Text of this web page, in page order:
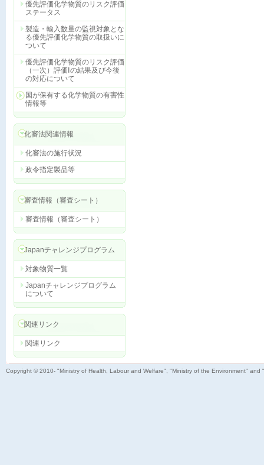
優先評価化学物質のリスク評価
ステータス
製造・輸入数量の監視対象とな
る優先評価化学物質の取扱いに
ついて
優先評価化学物質のリスク評価
（一次）評価Ⅰの結果及び今後
の対応について
国が保有する化学物質の有害性
情報等
化審法関連情報
化審法の施行状況
政令指定製品等
審査情報（審査シート）
審査情報（審査シート）
Japanチャレンジプログラム
対象物質一覧
Japanチャレンジプログラム
について
関連リンク
関連リンク
Copyright © 2010- "Ministry of Health, Labour and Welfare", "Ministry of the Environment"